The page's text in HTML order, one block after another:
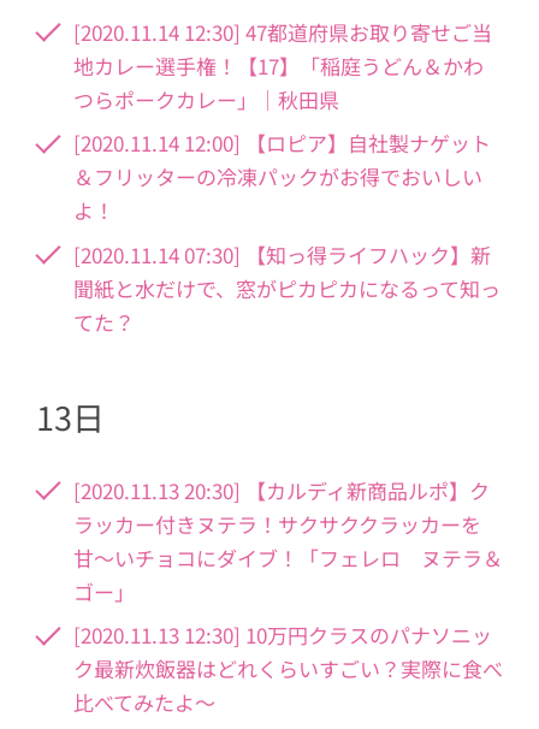
[2020.11.14 12:30] 47都道府県お取り寄せご当
地カレー選手権！【17】「稲庭うどん＆かわ
つらポークカレー」｜秋田県
[2020.11.14 12:00] 【ロピア】自社製ナゲット
＆フリッターの冷凍パックがお得でおいしい
よ！
[2020.11.14 07:30] 【知っ得ライフハック】新
聞紙と水だけで、窓がピカピカになるって知っ
てた？
13日
[2020.11.13 20:30] 【カルディ新商品ルポ】ク
ラッカー付きヌテラ！サクサククラッカーを
甘〜いチョコにダイブ！「フェレロ ヌテラ＆
ゴー」
[2020.11.13 12:30] 10万円クラスのパナソニッ
ク最新炊飯器はどれくらいすごい？実際に食べ
比べてみたよ〜